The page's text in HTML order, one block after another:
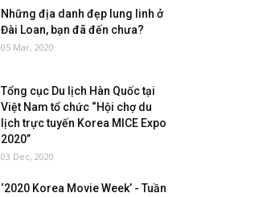
Những địa danh đẹp lung linh ở
Đài Loan, bạn đã đến chưa?
05 Mar, 2020
Tổng cục Du lịch Hàn Quốc tại
Việt Nam tổ chức “Hội chợ du
lịch trực tuyến Korea MICE Expo
2020”
03 Dec, 2020
‘2020 Korea Movie Week’ - Tuần